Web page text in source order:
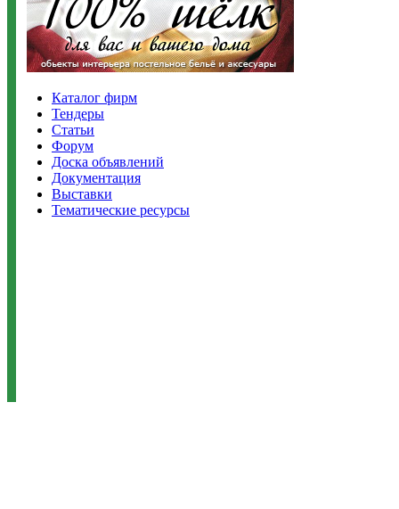
Каталог фирм
Тендеры
Статьи
Форум
Доска объявлений
Документация
Выставки
Тематические ресурсы